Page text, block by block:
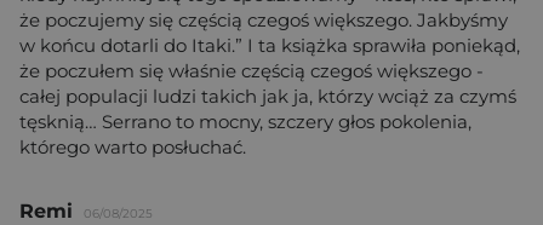
że poczujemy się częścią czegoś większego. Jakbyśmy
w końcu dotarli do Itaki.” I ta książka sprawiła poniekąd,
że poczułem się właśnie częścią czegoś większego -
całej populacji ludzi takich jak ja, którzy wciąż za czymś
tęsknią… Serrano to mocny, szczery głos pokolenia,
którego warto posłuchać.
Remi 06/08/2025